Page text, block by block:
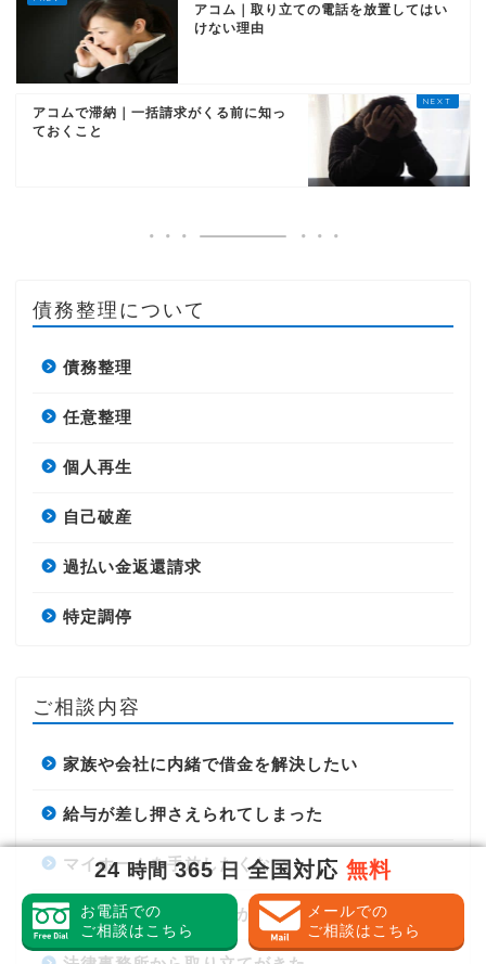
アコム｜取り立ての電話を放置してはい
けない理由
アコムで滞納｜一括請求がくる前に知っ
ておくこと
債務整理について
債務整理
任意整理
個人再生
自己破産
過払い金返還請求
特定調停
ご相談内容
家族や会社に内緒で借金を解決したい
給与が差し押さえられてしまった
マイホームを手放したくない
債権回収会社から督促がきた
24時間365日全国対応 無料
お電話での
ご相談はこちら
メールでの
ご相談はこちら